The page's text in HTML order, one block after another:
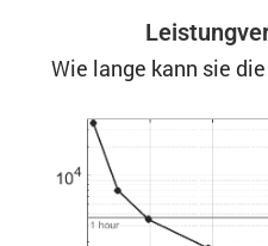
Wie lange kann sie